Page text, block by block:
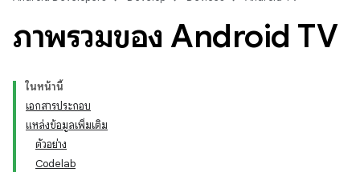
ภาพรวมของ Android TV
ในหน้านี้
เอกสารประกอบ
แหล่งข้อมูลเพิ่มเติม
ตัวอย่าง
Codelab